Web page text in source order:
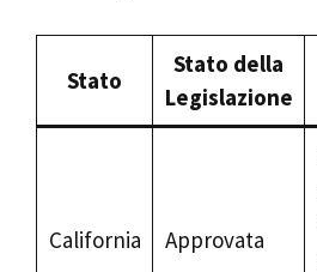
Stato
Stato della
Legislazione
California Approvata